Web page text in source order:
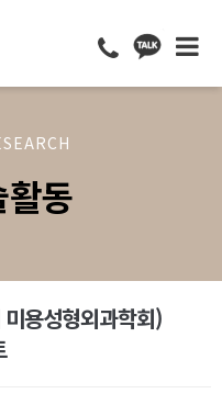
동
용성형외과학회)